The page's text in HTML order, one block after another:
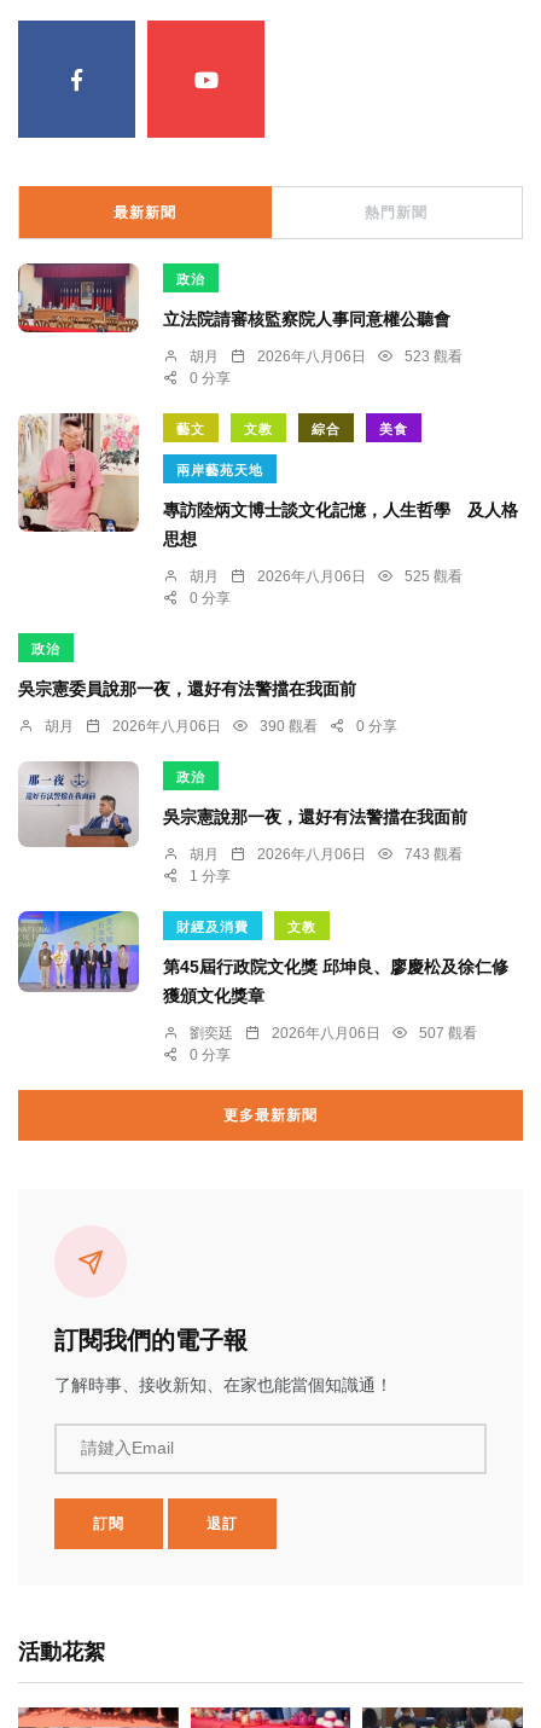
最新新聞 熱門新聞
政治
立法院請審核監察院人事同意權公聽會
胡月 2026年八月06日
523 觀看
0 分享
藝文 文教 綜合 美食
兩岸藝苑天地
專訪陸炳文博士談文化記憶，人生哲學 及人格
思想
胡月 2026年八月06日
525 觀看
0 分享
政治
吳宗憲委員說那一夜，還好有法警擋在我面前
胡月 2026年八月06日 390 觀看 0 分享
政治
吳宗憲說那一夜，還好有法警擋在我面前
胡月 2026年八月06日
743 觀看
1 分享
財經及消費 文教
第45屆行政院文化獎 邱坤良、廖慶松及徐仁修
獲頒文化獎章
劉奕廷 2026年八月06日
507 觀看
0 分享
更多最新新聞
訂閱我們的電子報
了解時事、接收新知、在家也能當個知識通！
請鍵入Email
訂閱 退訂
活動花絮